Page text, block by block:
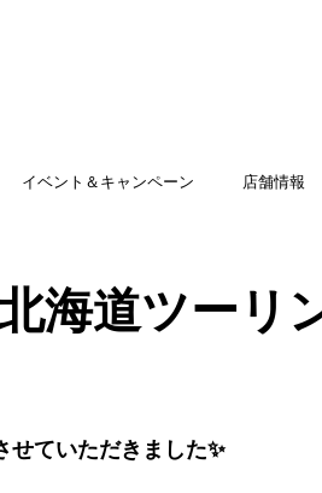
イベント＆キャンペーン 店舗情報
海道ツーリ
せていただきました✨